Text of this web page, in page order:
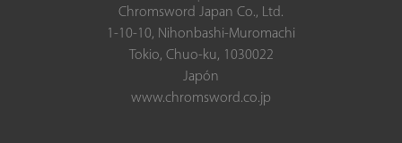
Chromsword Japan Co., Ltd.
1-10-10, Nihonbashi-Muromachi
Tokio, Chuo-ku, 1030022
Japón
www.chromsword.co.jp